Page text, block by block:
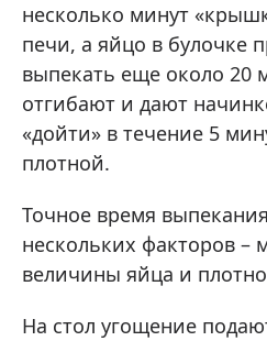
несколько минут
печи, а яйцо в булочке
выпекать еще около 20
отгибают и дают
«дойти» в течение 5
плотной.
Точное время
нескольких факторов –
величины яйца и
На стол угощение